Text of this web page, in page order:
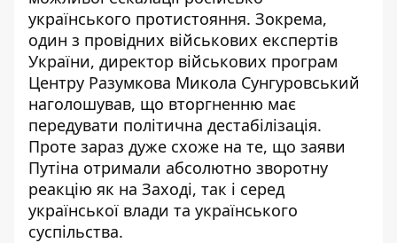
українського протистояння. Зокрема,
один з провідних військових експертів
України, директор військових програм
Центру Разумкова Микола Сунгуровський
наголошував, що вторгненню має
передувати політична дестабілізація.
Проте зараз дуже схоже на те, що заяви
Путіна отримали абсолютно зворотну
реакцію як на Заході, так і серед
української влади та українського
суспільства.